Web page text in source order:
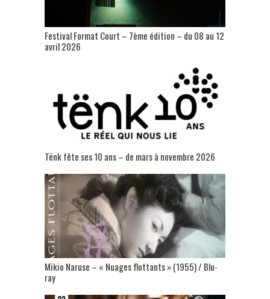
Festival Format Court – 7ème édition – du 08 au 12
avril 2026
Tënk fête ses 10 ans – de mars à novembre 2026
Mikio Naruse – « Nuages flottants » (1955) / Blu-
ray